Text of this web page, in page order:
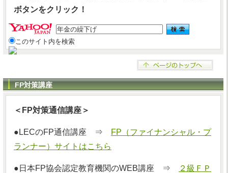
ボタンをクリック！
このサイト内を検索
FP対策講座
＜FP対策通信講座＞
●LECのFP通信講座 ⇒
FP（ファイナンシャル・プ
ランナー）サイトはこちら
●日本FP協会認定教育機関のWEB講座 ⇒
２級ＦＰ